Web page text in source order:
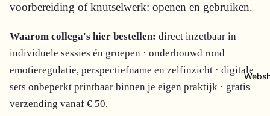
voorbereiding of knutselwerk: openen en gebruiken.
Waarom collega's hier bestellen: direct inzetbaar in
individuele sessies én groepen · onderbouwd rond
emotieregulatie, perspectiefname en zelfinzicht · digitale
sets onbeperkt printbaar binnen je eigen praktijk · gratis
verzending vanaf € 50.